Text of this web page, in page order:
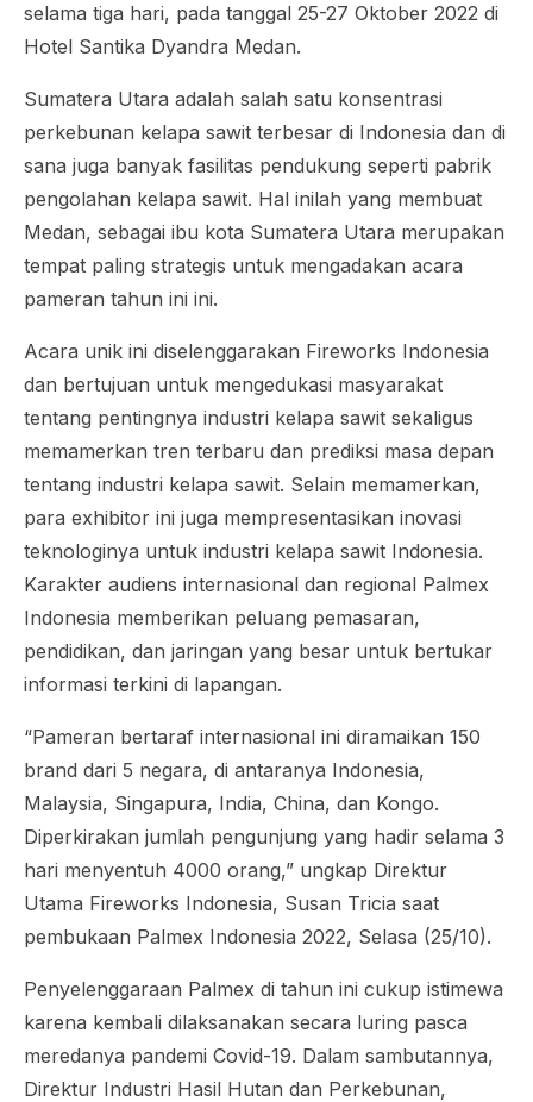
selama tiga hari, pada tanggal 25-27 Oktober 2022 di
Hotel Santika Dyandra Medan.
Sumatera Utara adalah salah satu konsentrasi
perkebunan kelapa sawit terbesar di Indonesia dan di
sana juga banyak fasilitas pendukung seperti pabrik
pengolahan kelapa sawit. Hal inilah yang membuat
Medan, sebagai ibu kota Sumatera Utara merupakan
tempat paling strategis untuk mengadakan acara
pameran tahun ini ini.
Acara unik ini diselenggarakan Fireworks Indonesia
dan bertujuan untuk mengedukasi masyarakat
tentang pentingnya industri kelapa sawit sekaligus
memamerkan tren terbaru dan prediksi masa depan
tentang industri kelapa sawit. Selain memamerkan,
para exhibitor ini juga mempresentasikan inovasi
teknologinya untuk industri kelapa sawit Indonesia.
Karakter audiens internasional dan regional Palmex
Indonesia memberikan peluang pemasaran,
pendidikan, dan jaringan yang besar untuk bertukar
informasi terkini di lapangan.
“Pameran bertaraf internasional ini diramaikan 150
brand dari 5 negara, di antaranya Indonesia,
Malaysia, Singapura, India, China, dan Kongo.
Diperkirakan jumlah pengunjung yang hadir selama 3
hari menyentuh 4000 orang,” ungkap Direktur
Utama Fireworks Indonesia, Susan Tricia saat
pembukaan Palmex Indonesia 2022, Selasa (25/10).
Penyelenggaraan Palmex di tahun ini cukup istimewa
karena kembali dilaksanakan secara luring pasca
meredanya pandemi Covid-19. Dalam sambutannya,
Direktur Industri Hasil Hutan dan Perkebunan,